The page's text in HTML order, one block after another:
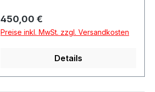
Regulärer Preis:
450,00 €
Preise inkl. MwSt. zzgl. Versandkosten
Details